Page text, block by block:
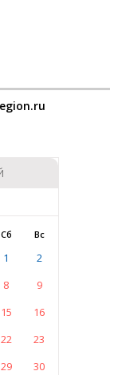
Сб Вс
1
2
8
9
15
16
22
23
29
30